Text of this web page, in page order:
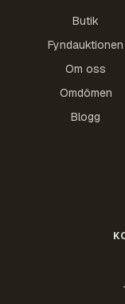
Butik
Fyndauktionen
Om oss
Omdömen
Blogg